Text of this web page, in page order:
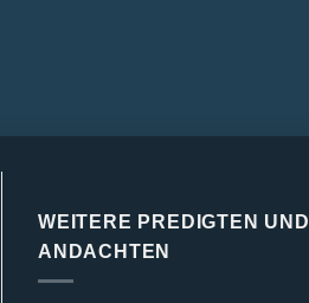
WEITERE PREDIGTEN UND
ANDACHTEN